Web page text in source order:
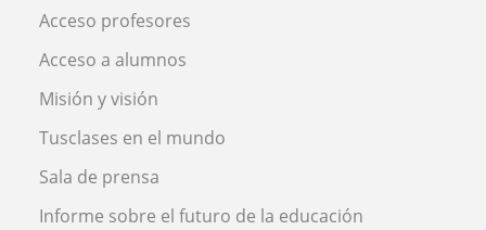
Acceso profesores
Acceso a alumnos
Misión y visión
Tusclases en el mundo
Sala de prensa
Informe sobre el futuro de la educación